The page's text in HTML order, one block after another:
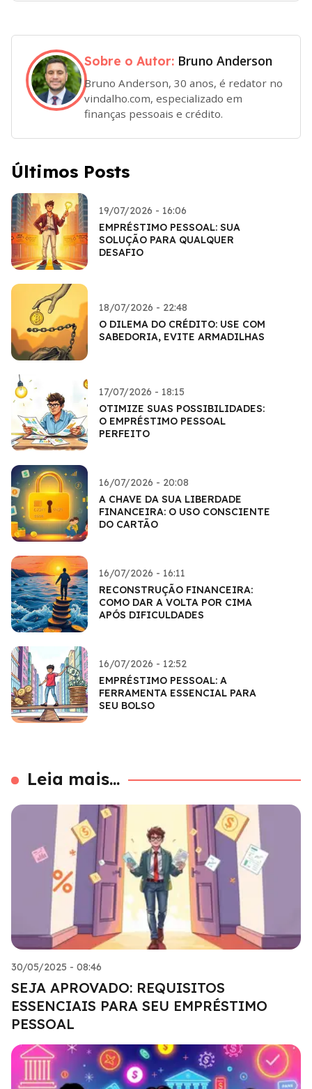
Sobre o Autor: Bruno Anderson
Bruno Anderson, 30 anos, é redator no
vindalho.com, especializado em
finanças pessoais e crédito.
Últimos Posts
19/07/2026 - 16:06
EMPRÉSTIMO PESSOAL: SUA
SOLUÇÃO PARA QUALQUER
DESAFIO
18/07/2026 - 22:48
O DILEMA DO CRÉDITO: USE COM
SABEDORIA, EVITE ARMADILHAS
17/07/2026 - 18:15
OTIMIZE SUAS POSSIBILIDADES:
O EMPRÉSTIMO PESSOAL
PERFEITO
16/07/2026 - 20:08
A CHAVE DA SUA LIBERDADE
FINANCEIRA: O USO CONSCIENTE
DO CARTÃO
16/07/2026 - 16:11
RECONSTRUÇÃO FINANCEIRA:
COMO DAR A VOLTA POR CIMA
APÓS DIFICULDADES
16/07/2026 - 12:52
EMPRÉSTIMO PESSOAL: A
FERRAMENTA ESSENCIAL PARA
SEU BOLSO
Leia mais...
30/05/2025 - 08:46
SEJA APROVADO: REQUISITOS
ESSENCIAIS PARA SEU EMPRÉSTIMO
PESSOAL